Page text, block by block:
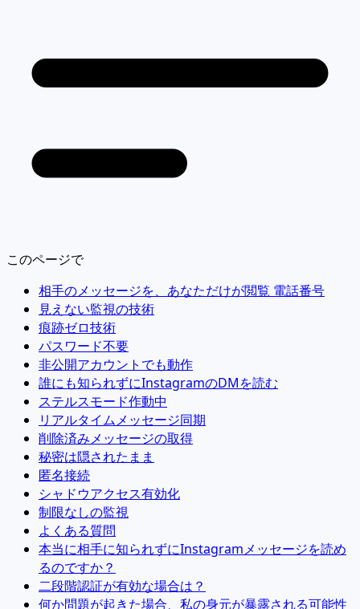
このページで
相手のメッセージを、あなただけが閲覧 電話番号
見えない監視の技術
痕跡ゼロ技術
パスワード不要
非公開アカウントでも動作
誰にも知られずにInstagramのDMを読む
ステルスモード作動中
リアルタイムメッセージ同期
削除済みメッセージの取得
秘密は隠されたまま
匿名接続
シャドウアクセス有効化
制限なしの監視
よくある質問
本当に相手に知られずにInstagramメッセージを読め
るのですか？
二段階認証が有効な場合は？
何か問題が起きた場合、私の身元が暴露される可能性